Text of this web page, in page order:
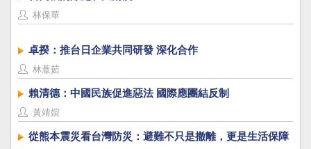
林保華
卓揆：推台日企業共同研發 深化合作
林薏茹
賴清德：中國民族促進惡法 國際應團結反制
黃靖媗
從熊本震災看台灣防災：避難不只是撤離，更是生活保障